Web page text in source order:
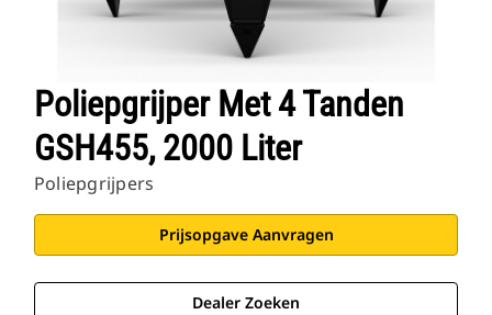
Poliepgrijper Met 4 Tanden
GSH455, 2000 Liter
Poliepgrijpers
Prijsopgave Aanvragen
Dealer Zoeken